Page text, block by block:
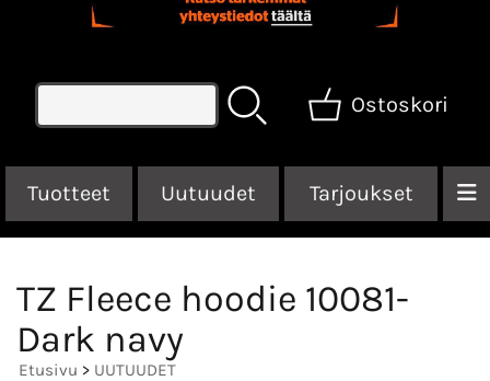
Ostoskori
Tuotteet Uutuudet Tarjoukset
TZ Fleece hoodie 10081-
Dark navy
Etusivu > UUTUUDET